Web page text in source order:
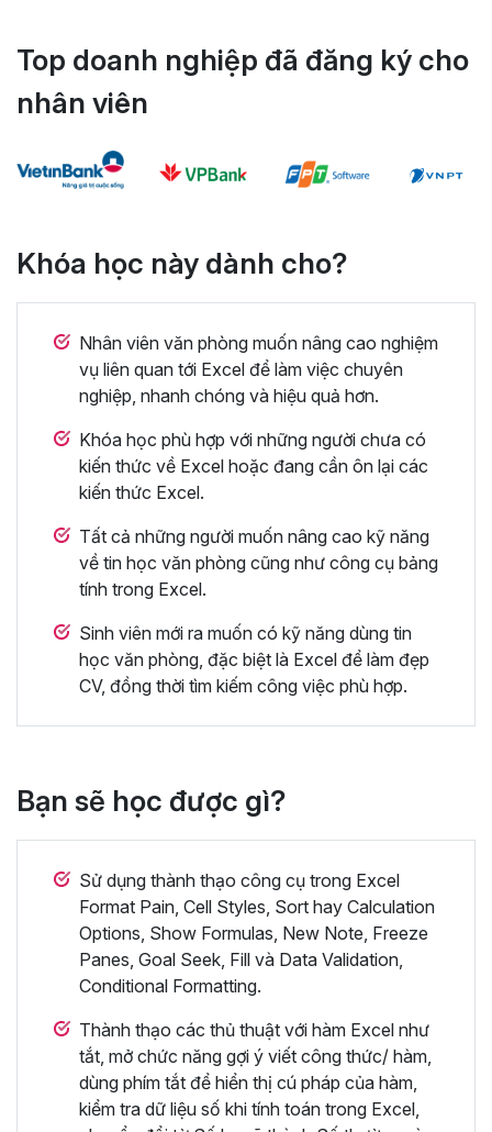
Top doanh nghiệp đã đăng ký cho
nhân viên
Khóa học này dành cho?
Nhân viên văn phòng muốn nâng cao nghiệm
vụ liên quan tới Excel để làm việc chuyên
nghiệp, nhanh chóng và hiệu quả hơn.
Khóa học phù hợp với những người chưa có
kiến thức về Excel hoặc đang cần ôn lại các
kiến thức Excel.
Tất cả những người muốn nâng cao kỹ năng
về tin học văn phòng cũng như công cụ bảng
tính trong Excel.
Sinh viên mới ra muốn có kỹ năng dùng tin
học văn phòng, đặc biệt là Excel để làm đẹp
CV, đồng thời tìm kiếm công việc phù hợp.
Bạn sẽ học được gì?
Sử dụng thành thạo công cụ trong Excel
Format Pain, Cell Styles, Sort hay Calculation
Options, Show Formulas, New Note, Freeze
Panes, Goal Seek, Fill và Data Validation,
Conditional Formatting.
Thành thạo các thủ thuật với hàm Excel như
tắt, mở chức năng gợi ý viết công thức/ hàm,
dùng phím tắt để hiển thị cú pháp của hàm,
kiểm tra dữ liệu số khi tính toán trong Excel,